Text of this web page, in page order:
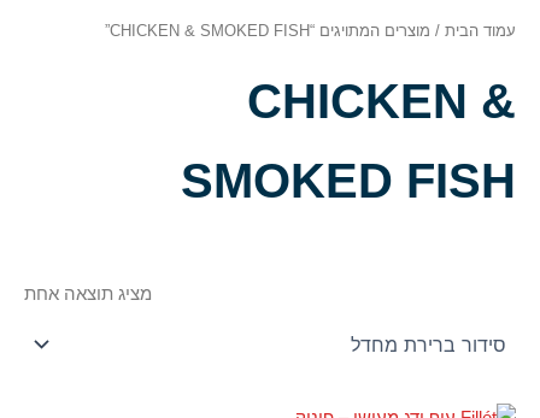
עמוד הבית / מוצרים המתויגים “CHICKEN & SMOKED FISH”
CHICKEN &
SMOKED FISH
מציג תוצאה אחת